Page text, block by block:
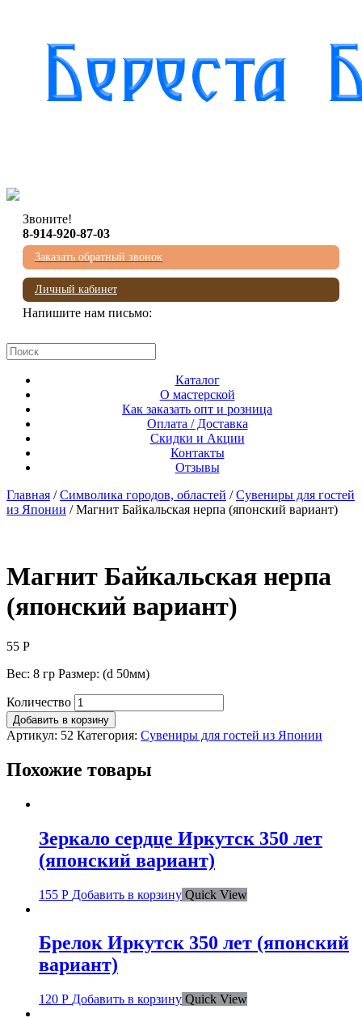
Звоните!
8-914-920-87-03
Заказать обратный звонок
Личный кабинет
Напишите нам письмо:
Каталог
О мастерской
Как заказать опт и розница
Оплата / Доставка
Скидки и Акции
Контакты
Отзывы
Главная /Символика городов, областей /Сувениры для гостей
из Японии / Магнит Байкальская нерпа (японский вариант)
Магнит Байкальская нерпа
(японский вариант)
55 Р
Вес: 8 гр Размер: (d 50мм)
Количество
Добавить в корзину
Артикул: 52 Категория: Сувениры для гостей из Японии
Похожие товары
Зеркало сердце Иркутск 350 лет
(японский вариант)
155 Р Добавить в корзину Quick View
Брелок Иркутск 350 лет (японский
вариант)
120 Р Добавить в корзину Quick View